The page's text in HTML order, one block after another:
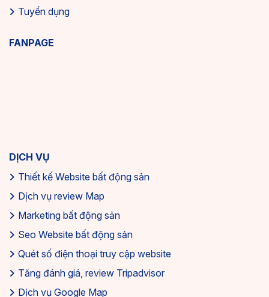
Tuyển dụng
FANPAGE
DỊCH VỤ
Thiết kế Website bất động sản
Dịch vụ review Map
Marketing bất động sản
Seo Website bất động sản
Quét số điện thoại truy cập website
Tăng đánh giá, review Tripadvisor
Dịch vụ Google Map